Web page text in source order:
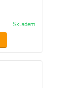
Skladem